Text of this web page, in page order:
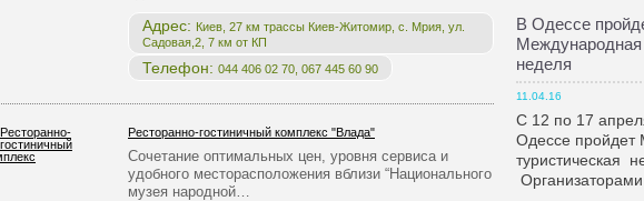
Адрес: Киев, 27 км трассы Киев-Житомир, с. Мрия, ул.
Садовая,2, 7 км от КП
Телефон: 044 406 02 70, 067 445 60 90
Ресторанно-гостиничный комплекс "Влада"
Сочетание оптимальных цен, уровня сервиса и
удобного месторасположения вблизи “Национального
музея народной…
В Одессе
Международная
неделя
11.04.16
С 12 по 17
Одессе пройдет
туристическая